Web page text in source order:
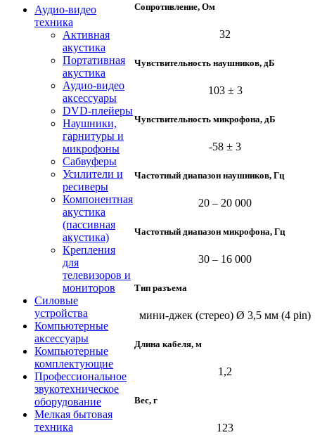
Аудио-видео
техника
Активная
акустика
Портативная
акустика
Аудио-видео
аксессуары
DVD-плейеры
Наушники,
гарнитуры и
микрофоны
Сабвуферы
Усилители и
ресиверы
Компонентная
акустика
(пассивная
акустика)
Крепления
для
телевизоров и
мониторов
Силовые
устройства
Компьютерные
аксессуары
Компьютерные
комплектующие
Профессиональное
звукотехническое
оборудование
Мелкая бытовая
техника
Сопротивление, Ом
32
Чувствительность наушников, дБ
103 ± 3
Чувствительность микрофона, дБ
-58 ± 3
Частотный диапазон наушников, Гц
20 – 20 000
Частотный диапазон микрофона, Гц
30 – 16 000
Тип разъема
мини-джек (стерео) Ø 3,5 мм (4 pin)
Длина кабеля, м
1,2
Вес, г
123